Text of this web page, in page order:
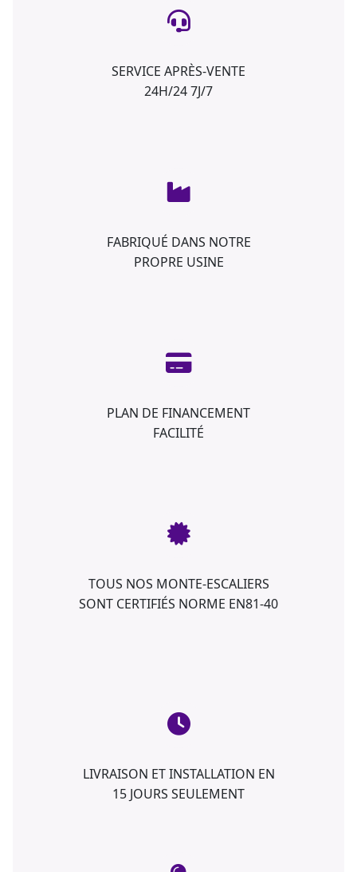
SERVICE APRÈS-VENTE
24H/24 7J/7
FABRIQUÉ DANS NOTRE
PROPRE USINE
PLAN DE FINANCEMENT
FACILITÉ
TOUS NOS MONTE-ESCALIERS
SONT CERTIFIÉS NORME EN81-40
LIVRAISON ET INSTALLATION EN
15 JOURS SEULEMENT